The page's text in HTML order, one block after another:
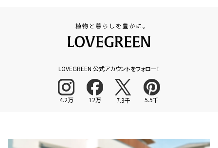
LOVEGREEN 公式アカウントをフォロー！
4.2万 12万 7.3千 5.5千